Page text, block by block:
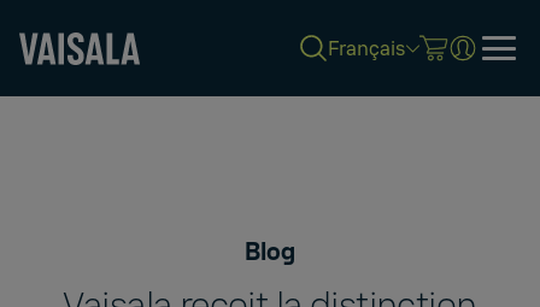
Français
Blog